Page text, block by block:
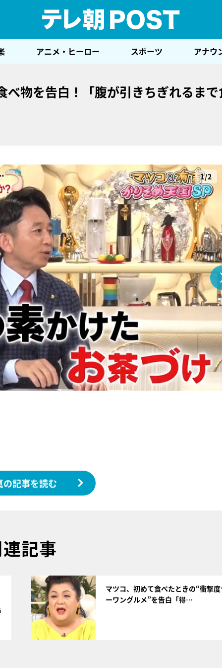
アニメ・ヒーロー スポーツ アナウ
物を告白！「腹が引きちぎれるまで
1/2
の記事を読む
記事
マツコ、初めて食べたときの“衝撃
ーワングルメ”を告白「得…
『アイ＝ラブ！げーみん
E齋藤樹愛羅＆佐々木舞
ビュー